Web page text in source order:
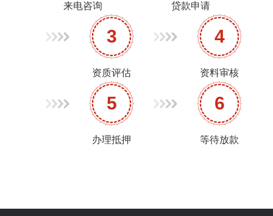
来电咨询 贷款申请
3
资质评估
4
资料审核
5
办理抵押
6
等待放款